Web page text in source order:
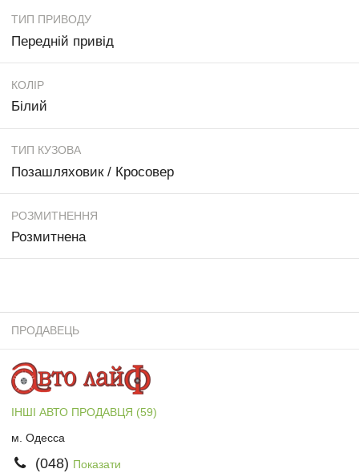
ТИП ПРИВОДУ
Передній привід
КОЛІР
Білий
ТИП КУЗОВА
Позашляховик / Кросовер
РОЗМИТНЕННЯ
Розмитнена
ПРОДАВЕЦЬ
ІНШІ АВТО ПРОДАВЦЯ (59)
м. Одесса
(048) Показати